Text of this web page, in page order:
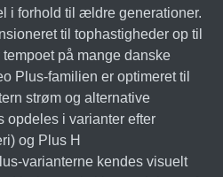
i forhold til ældre generationer.
til tophastigheder op til
på mange danske
Plus-familien er optimeret til
strøm og alternative
i varianter efter
og Plus H
varianterne kendes visuelt